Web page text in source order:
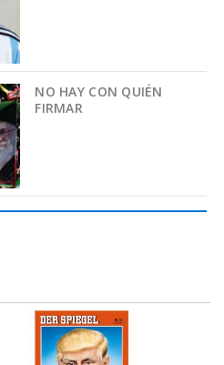
NO HAY CON QUIÉN
FIRMAR